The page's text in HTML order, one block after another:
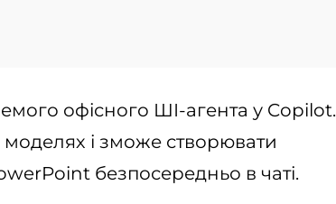
офісного ШІ-агента у Copilot.
і зможе створювати
безпосередньо в чаті.